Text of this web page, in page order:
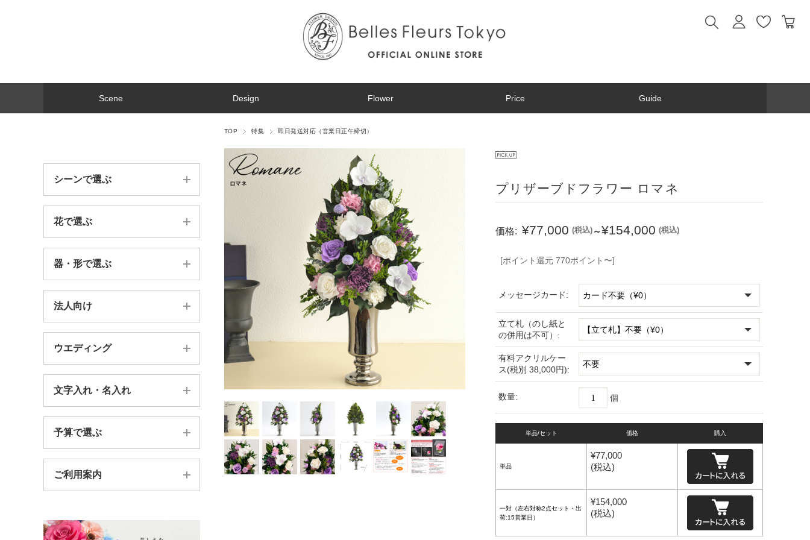
Scene Design Flower Price Guide
TOP 特集 即日発送対応（営業日正午締切）
プリザーブドフラワー ロマネ
価格: ¥77,000 (税込)～¥154,000 (税込)
[ポイント還元 770ポイント〜]
メッセージカード:
立て札（のし紙と
の併用は不可）:
有料アクリルケー
ス(税別 38,000円):
数量: 個
単品/セット 価格 購入
単品
¥77,000
(税込)
一対（左右対称2点セット・出
荷:15営業日）
¥154,000
(税込)
シーンで選ぶ
誕生日祝い
新築祝い・引っ越し祝い
結婚祝い・内祝い
お供え・仏花・お悔やみ
送別会ギフト
出産祝い・内祝い
花で選ぶ
苔（moss）
胡蝶蘭
ガーベラ
プルメリア
器・形で選ぶ
器付きアレンジメント
フォトフレーム
ガラスドーム
ガラスの器
法人向け
法人様向け案内TOP
BtoB贈り先別
送別会
ロゴを花で作成
オーダーメイド
ウエディング
総合案内TOP
セミキャスケードブーケ
ラウンドブーケ
文字入れ・名入れ
カッティングシート
フォトフレーム台紙
予算で選ぶ
〜4,999円
10,000円〜19,999円
ご利用案内
お問い合わせフォーム